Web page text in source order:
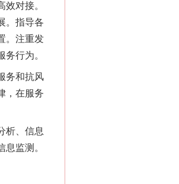
对接。
。指导各
。注重发
行为。
务和抗风
，在服务
析、信息
监测。